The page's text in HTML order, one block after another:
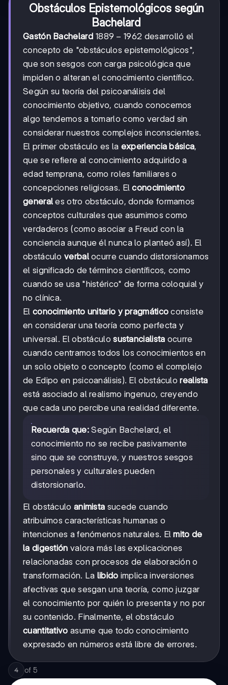
Obstáculos Epistemológicos según
Bachelard
Gastón Bachelard 1889-
1962
1889 − 1962 desarrolló el
concepto de "obstáculos epistemológicos",
que son sesgos con carga psicológica que
impiden o alteran el conocimiento científico.
Según su teoría del psicoanálisis del
conocimiento objetivo, cuando conocemos
algo tendemos a tomarlo como verdad sin
considerar nuestros complejos inconscientes.
El primer obstáculo es la experiencia básica,
que se refiere al conocimiento adquirido a
edad temprana, como roles familiares o
concepciones religiosas. Elconocimiento
general es otro obstáculo, donde formamos
conceptos culturales que asumimos como
verdaderos (como asociar a Freud con la
conciencia aunque él nunca lo planteó así). El
obstáculoverbalocurre cuando distorsionamos
el significado de términos científicos, como
cuando se usa "histérico" de forma coloquial y
no clínica.
El conocimiento unitario y pragmático consiste
en considerar una teoría como perfecta y
universal. El obstáculosustancialista ocurre
cuando centramos todos los conocimientos en
un solo objeto o concepto (como el complejo
de Edipo en psicoanálisis). El obstáculorealista
está asociado al realismo ingenuo, creyendo
que cada uno percibe una realidad diferente.
Recuerda que:Según Bachelard, el
conocimiento no se recibe pasivamente
sino que se construye, y nuestros sesgos
personales y culturales pueden
distorsionarlo.
El obstáculo animista sucede cuando
atribuimos características humanas o
intenciones a fenómenos naturales. Elmito de
la digestión valora más las explicaciones
relacionadas con procesos de elaboración o
transformación. La libido implica inversiones
afectivas que sesgan una teoría, como juzgar
el conocimiento por quién lo presenta y no por
su contenido. Finalmente, el obstáculo
cuantitativo asume que todo conocimiento
expresado en números está libre de errores.
4 of 5